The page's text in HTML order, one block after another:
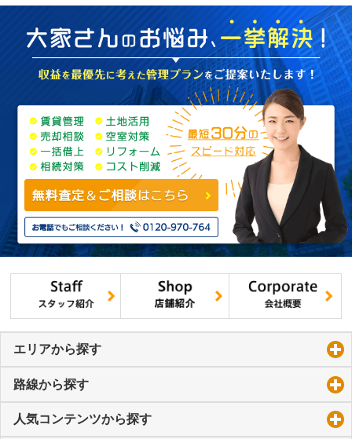
エリアから探す
路線から探す
人気コンテンツから探す